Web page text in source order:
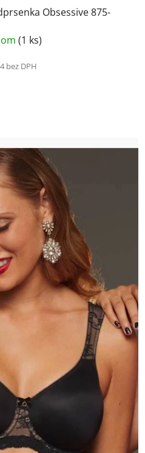
Obsessive 875-
(1 ks)
bez DPH